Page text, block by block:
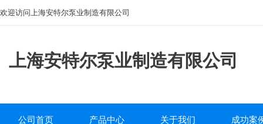
欢迎访问上海安特尔泵业制造有限公司
上海安特尔泵业制造有限公司
公司首页 产品中心 关于我们 成功案